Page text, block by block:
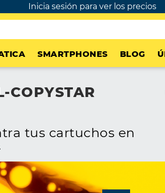
Inicia sesión para ver los precios
SMARTPHONES BLOG
COPYSTAR
tus cartuchos en